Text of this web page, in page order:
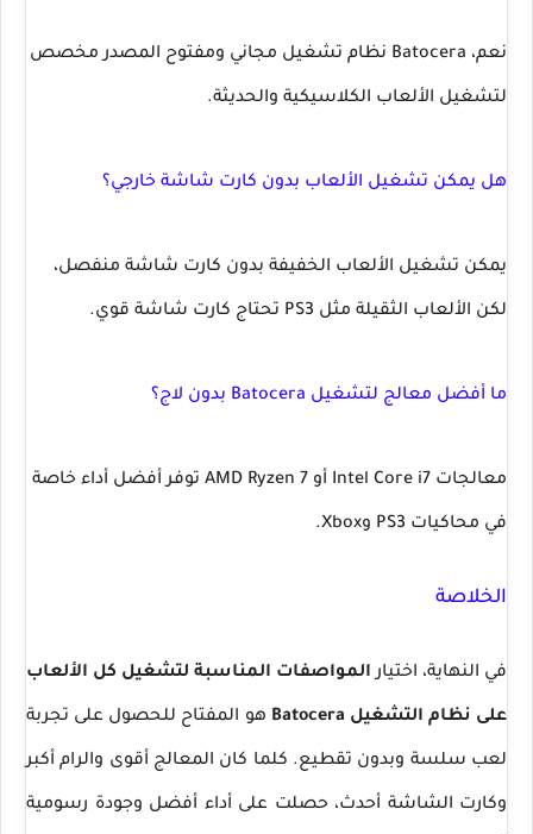
نعم، Batocera نظام تشغيل مجاني ومفتوح المصدر مخصص
لتشغيل الألعاب الكلاسيكية والحديثة.
هل يمكن تشغيل الألعاب بدون كارت شاشة خارجي؟
يمكن تشغيل الألعاب الخفيفة بدون كارت شاشة منفصل،
لكن الألعاب الثقيلة مثل PS3 تحتاج كارت شاشة قوي.
ما أفضل معالج لتشغيل Batocera بدون لاج؟
معالجات Intel Core i7 أو AMD Ryzen 7 توفر أفضل أداء خاصة
في محاكيات PS3 وXbox.
الخلاصة
في النهاية، اختيارالمواصفات المناسبة لتشغيل كل الألعاب
على نظام التشغيل Batocera هو المفتاح للحصول على تجربة
لعب سلسة وبدون تقطيع. كلما كان المعالج أقوى والرام أكبر
وكارت الشاشة أحدث، حصلت على أداء أفضل وجودة رسومية